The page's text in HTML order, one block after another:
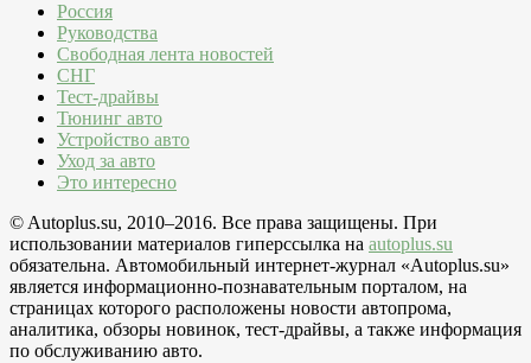
Россия
Руководства
Свободная лента новостей
СНГ
Тест-драйвы
Тюнинг авто
Устройство авто
Уход за авто
Это интересно
© Autoplus.su, 2010–2016. Все права защищены. При
использовании материалов гиперссылка на autoplus.su
обязательна. Автомобильный интернет-журнал «Autoplus.su»
является информационно-познавательным порталом, на
страницах которого расположены новости автопрома,
аналитика, обзоры новинок, тест-драйвы, а также информация
по обслуживанию авто.